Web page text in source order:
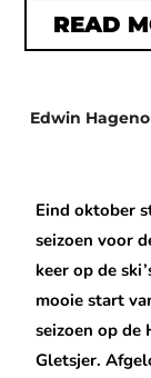
READ
Edwin
Eind oktober
seizoen voor
keer op de
mooie start
seizoen op
Gletsjer.